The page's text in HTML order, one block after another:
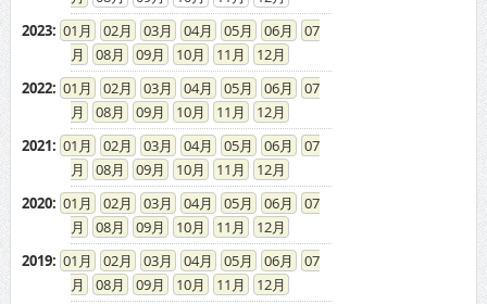
2023: 01 02 03 04 05 06
07
08
09 10 11
12
2022: 01 02 03 04 05 06
07
08
09 10 11
12
2021: 01 02 03 04 05 06
07
08
09 10 11
12
2020: 01 02 03 04 05 06
07
08
09 10 11
12
2019: 01 02 03 04 05 06
07
08
09 10 11
12